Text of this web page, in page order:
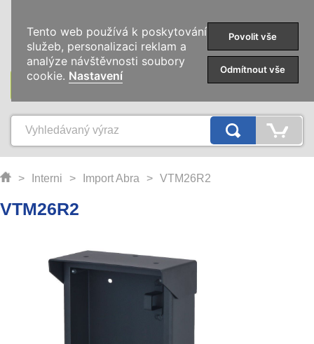
KATEGORIE
> Interni > Import Abra > VTM26R2
VTM26R2
Tento web používá k poskytování
služeb, personalizaci reklam a
analýze návštěvnosti soubory
cookie. Nastavení
Povolit vše
Odmítnout vše